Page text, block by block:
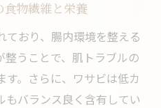
物繊維と栄養
ており、腸内環境を整える
整うことで、肌トラブルの
。さらに、ワサビは低カ
もバランス良く含有してい